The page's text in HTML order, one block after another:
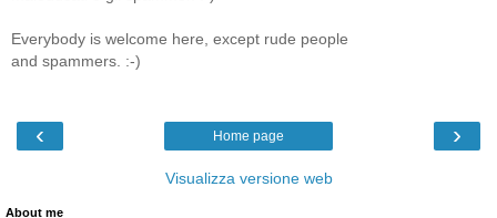
Everybody is welcome here, except rude people
and spammers. :-)
‹ ›
Home page
Visualizza versione web
About me